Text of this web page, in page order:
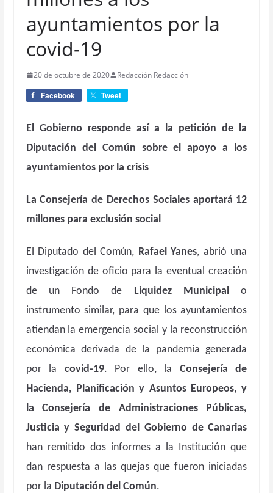
ayuntamientos por la
covid-19
20 de octubre de 2020 Redacción Redacción
Facebook Tweet
El Gobierno responde así a la petición de la
Diputación del Común sobre el apoyo a los
ayuntamientos por la crisis
La Consejería de Derechos Sociales aportará 12
millones para exclusión social
El Diputado del Común, Rafael Yanes, abrió una
investigación de oficio para la eventual creación
de un Fondo de Liquidez Municipal o
instrumento similar, para que los ayuntamientos
atiendan la emergencia social y la reconstrucción
económica derivada de la pandemia generada
por la covid-19. Por ello, la Consejería de
Hacienda, Planificación y Asuntos Europeos, y
la Consejería de Administraciones Públicas,
Justicia y Seguridad del Gobierno de Canarias
han remitido dos informes a la Institución que
dan respuesta a las quejas que fueron iniciadas
por la Diputación del Común.